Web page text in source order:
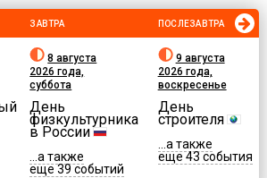
ЗАВТРА
8 августа
2026 года,
суббота
День
физкультурника
в России
...а также
еще 39 событий
ПОСЛЕЗАВТРА
9 августа
2026 года,
воскресенье
День
строителя
...а также
еще 43 события